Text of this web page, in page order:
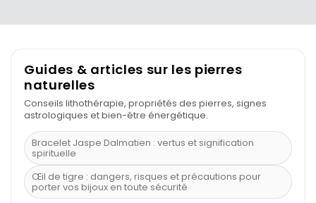
Guides & articles sur les pierres
naturelles
Conseils lithothérapie, propriétés des pierres, signes
astrologiques et bien-être énergétique.
Bracelet Jaspe Dalmatien : vertus et signification
spirituelle
Œil de tigre : dangers, risques et précautions pour
porter vos bijoux en toute sécurité